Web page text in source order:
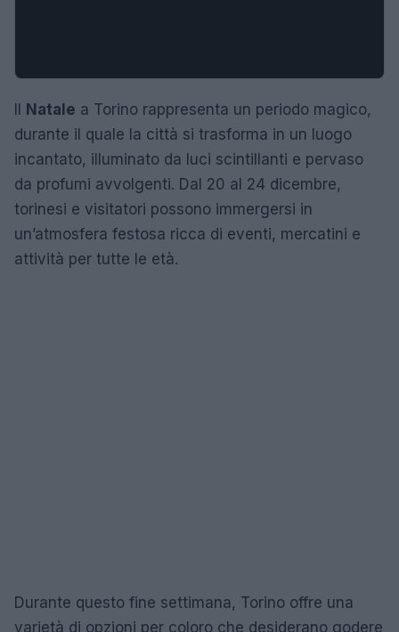
Il Natale a Torino rappresenta un periodo magico,
durante il quale la città si trasforma in un luogo
incantato, illuminato da luci scintillanti e pervaso
da profumi avvolgenti. Dal 20 al 24 dicembre,
torinesi e visitatori possono immergersi in
un’atmosfera festosa ricca di eventi, mercatini e
attività per tutte le età.
Durante questo fine settimana, Torino offre una
varietà di opzioni per coloro che desiderano godere